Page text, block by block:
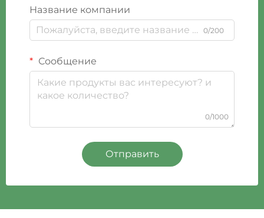
Название компании
0/200
Сообщение
0/1000
Отправить